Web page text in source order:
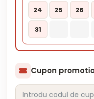
24 25 26
31
Cupon